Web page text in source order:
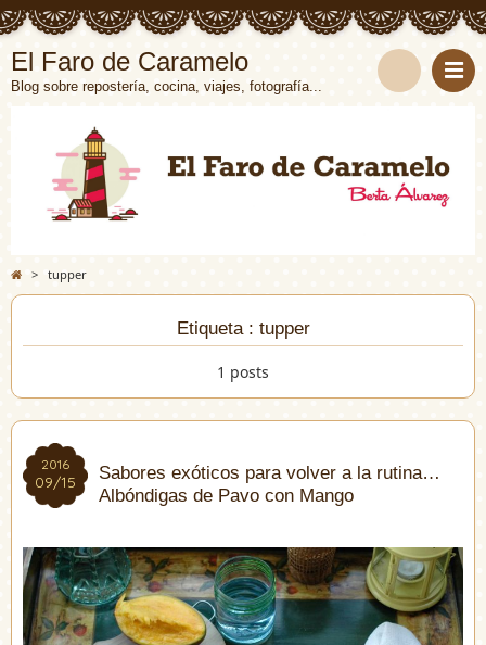
El Faro de Caramelo
Blog sobre repostería, cocina, viajes, fotografía...
> tupper
Etiqueta : tupper
1 posts
2016
09/15
2016
09/15
Sabores exóticos para volver a la rutina…
Albóndigas de Pavo con Mango